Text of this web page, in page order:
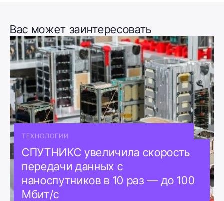
Вас может заинтересовать
ТЕХНОЛОГИИ
СПУТНИКС увеличила скорость
передачи данных с
наноспутников в 10 раз — до 100
Мбит/с